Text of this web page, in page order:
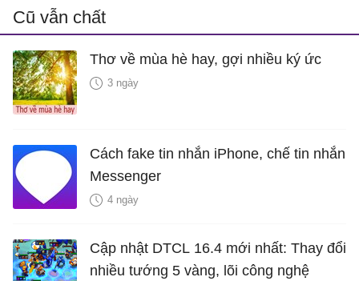
Cũ vẫn chất
Thơ về mùa hè hay, gợi nhiều ký ức
3 ngày
Cách fake tin nhắn iPhone, chế tin nhắn
Messenger
4 ngày
Cập nhật DTCL 16.4 mới nhất: Thay đổi
nhiều tướng 5 vàng, lõi công nghệ